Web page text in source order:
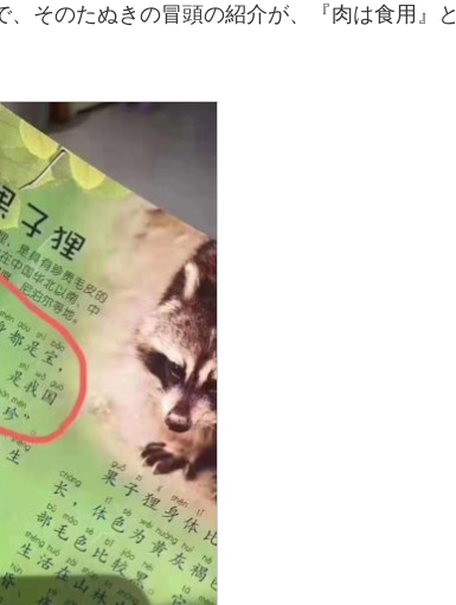
そのたぬきの冒頭の紹介が、『肉は食用』と